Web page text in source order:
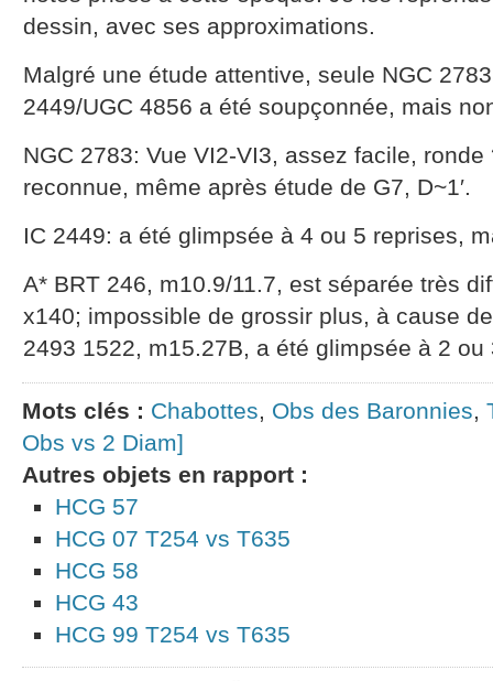
dessin, avec ses approximations.
Malgré une étude attentive, seule NGC
2449/UGC 4856 a été soupçonnée, mais
NGC 2783: Vue VI2-VI3, assez facile, ronde
reconnue, même après étude de G7, D~1′.
IC 2449: a été glimpsée à 4 ou 5 reprises,
A* BRT 246, m10.9/11.7, est séparée très
x140; impossible de grossir plus, à cause
2493 1522, m15.27B, a été glimpsée à 2 ou
Mots clés : Chabottes, Obs des Baronnies,
Obs vs 2 Diam]
Autres objets en rapport :
HCG 57
HCG 07 T254 vs T635
HCG 58
HCG 43
HCG 99 T254 vs T635